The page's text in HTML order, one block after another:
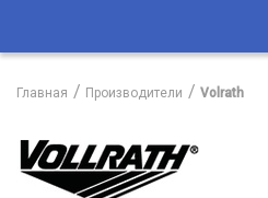
Главная Производители Volrath